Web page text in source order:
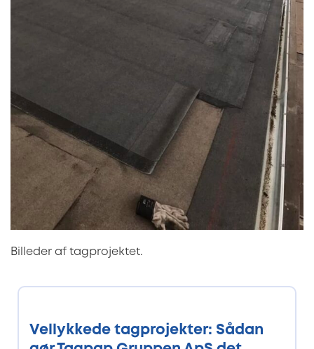
Billeder af tagprojektet.
Vellykkede tagprojekter: Sådan